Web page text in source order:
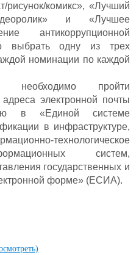
рисунок/комикс», «Лучший
и «Лучшее
антикоррупционной
выбрать одну из трех
номинации по каждой
необходимо пройти
электронной почты
в «Единой системе
в инфраструктуре,
технологическое
систем,
государственных и
форме» (ЕСИА).